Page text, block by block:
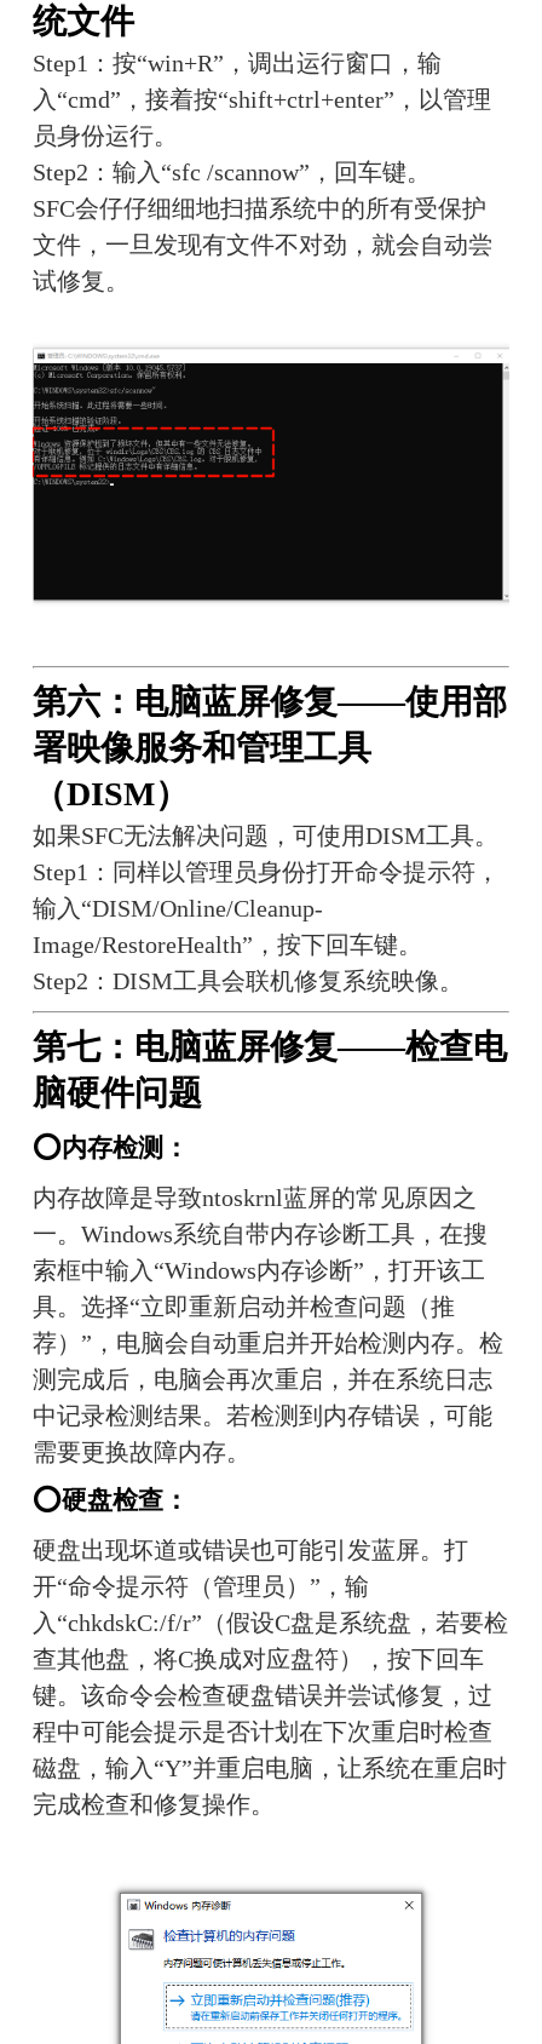
统文件
Step1：按“win+R”，调出运行窗口，输
入“cmd”，接着按“shift+ctrl+enter”，以管理
员身份运行。
Step2：输入“sfc /scannow”，回车键。
SFC会仔仔细细地扫描系统中的所有受保护
文件，一旦发现有文件不对劲，就会自动尝
试修复。
第六：电脑蓝屏修复——使用部
署映像服务和管理工具
（DISM）
如果SFC无法解决问题，可使用DISM工具。
Step1：同样以管理员身份打开命令提示符，
输入“DISM/Online/Cleanup-
Image/RestoreHealth”，按下回车键。
Step2：DISM工具会联机修复系统映像。
第七：电脑蓝屏修复——检查电
脑硬件问题
⭕内存检测：
内存故障是导致ntoskrnl蓝屏的常见原因之
一。Windows系统自带内存诊断工具，在搜
索框中输入“Windows内存诊断”，打开该工
具。选择“立即重新启动并检查问题（推
荐）”，电脑会自动重启并开始检测内存。检
测完成后，电脑会再次重启，并在系统日志
中记录检测结果。若检测到内存错误，可能
需要更换故障内存。
⭕硬盘检查：
硬盘出现坏道或错误也可能引发蓝屏。打
开“命令提示符（管理员）”，输
入“chkdskC:/f/r”（假设C盘是系统盘，若要检
查其他盘，将C换成对应盘符），按下回车
键。该命令会检查硬盘错误并尝试修复，过
程中可能会提示是否计划在下次重启时检查
磁盘，输入“Y”并重启电脑，让系统在重启时
完成检查和修复操作。